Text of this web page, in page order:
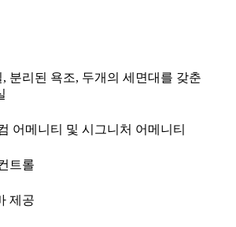
분리된 욕조, 두개의 세면대를 갖춘
어메니티 및 시그니처 어메니티
트롤
제공